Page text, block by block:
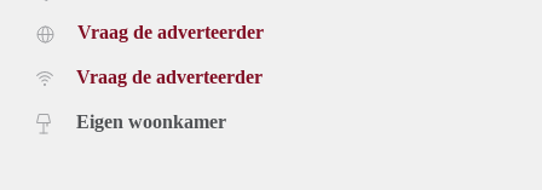
Vraag de adverteerder
Vraag de adverteerder
Eigen woonkamer